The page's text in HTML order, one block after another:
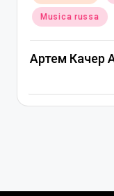
in
Musica pop